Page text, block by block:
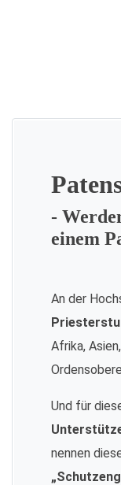
-
einem
An der
Afrika,
Und für
nennen